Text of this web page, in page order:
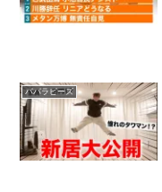
パパラピーズ